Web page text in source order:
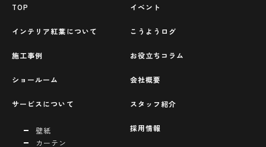
TOP
インテリア紅葉について
施工事例
ショールーム
サービスについて
壁紙
カーテン
イベント
こうようログ
お役立ちコラム
会社概要
スタッフ紹介
採用情報